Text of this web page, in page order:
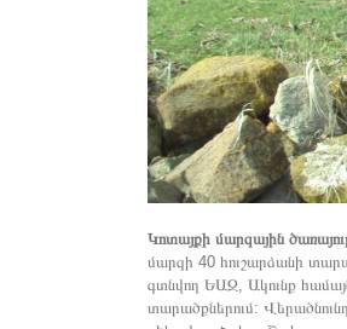
Կոտայքի մարզային
մարզի 40 հուշարձանի
գտնվող ԵԱԶ, Ակունք
տարածքներում: